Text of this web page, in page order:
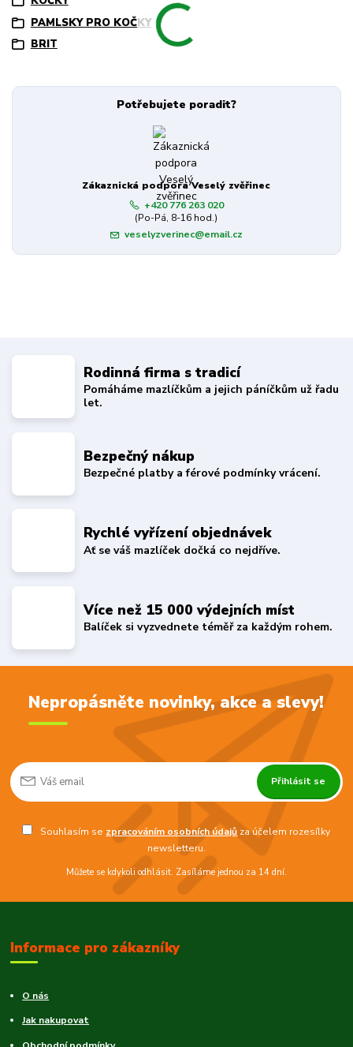
PAMLSKY PRO KOČKY
BRIT
Potřebujete poradit?
Zákaznická podpora Veselý zvěřinec
+420 776 263 020
(Po-Pá, 8-16 hod.)
veselyzverinec@email.cz
Rodinná firma s tradicí
Pomáháme mazlíčkům a jejich páníčkům už řadu
let.
Bezpečný nákup
Bezpečné platby a férové podmínky vrácení.
Rychlé vyřízení objednávek
Ať se váš mazlíček dočká co nejdříve.
Více než 15 000 výdejních míst
Balíček si vyzvednete téměř za každým rohem.
Nepropásněte novinky, akce a slevy!
Přihlásit se
Souhlasím se zpracováním osobních údajů za účelem rozesílky
newsletteru.
Můžete se kdykoli odhlásit. Zasíláme jednou za 14 dní.
Informace pro zákazníky
O nás
Jak nakupovat